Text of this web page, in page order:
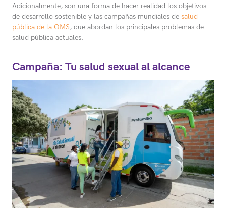
Adicionalmente, son una forma de hacer realidad los objetivos
de desarrollo sostenible y las campañas mundiales de salud
pública de la OMS, que abordan los principales problemas de
salud pública actuales.
Campaña: Tu salud sexual al alcance